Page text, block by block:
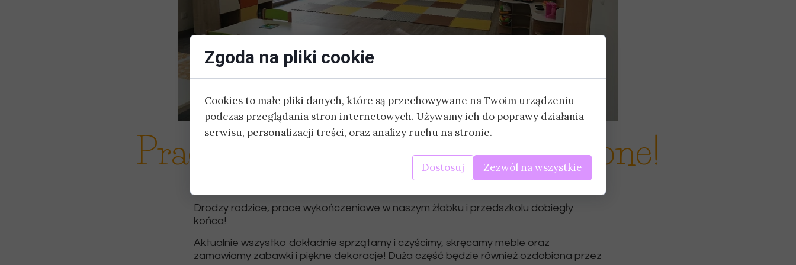
DODATKOWE:
JĘZYK HISZPAŃSKI
JĘZYK CHIŃSKI
JOGA
SZACHY
22 września 2020
Prace wykończeniowe zakończone!
Drodzy rodzice, prace wykończeniowe w naszym żłobku i przedszkolu dobiegły
końca!
Aktualnie wszystko dokładnie sprzątamy i czyścimy, skręcamy meble oraz
zamawiamy zabawki i piękne dekoracje! Duża część będzie również ozdobiona przez
Zgoda na pliki cookie
Cookies to małe pliki danych, które są przechowywane na Twoim urządzeniu
podczas przeglądania stron internetowych. Używamy ich do poprawy działania
serwisu, personalizacji treści, oraz analizy ruchu na stronie.
Dostosuj Zezwól na wszystkie